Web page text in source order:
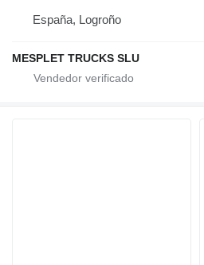
España, Logroño
MESPLET TRUCKS SLU